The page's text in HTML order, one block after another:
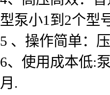
型泵小1到2个型
5 、操作简单：
6、使用成本低:
月.